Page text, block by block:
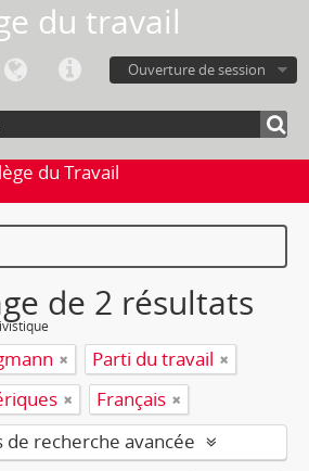
du travail
Ouverture de session
du Travail
de 2 résultats
Parti du travail
Français
de recherche avancée